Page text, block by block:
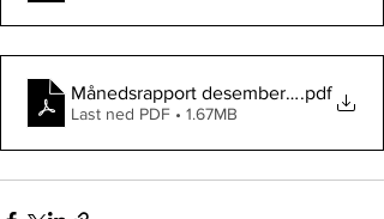
Månedsrapport desember 2020
.pdf
Last ned PDF • 1.67MB